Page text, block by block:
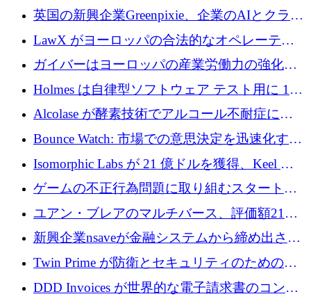
レイヤー」オペレーティング システムを構築
するシリーズ B で 4,000 万ドルを調達
英国の新興企業Greenpixie、企業のAIとクラウ
ドのエネルギー無駄を削減するために470万ポ
ンドを調達
LawX がヨーロッパの合法的なオペレーティ
ング システムを構築するために 750 万ユーロ
を調達
ガイバーはヨーロッパの産業労働力の強化に
貢献するために 140 万ユーロを獲得
Holmes は自律型ソフトウェア テスト用に 110
万ユーロのプレシードを提供して開始
Alcolase が酵素技術でアルコール不耐症に取
り組むために 150 万ユーロを調達
Bounce Watch: 市場での意思決定を迅速化する
ためのインテリジェンス層を構築する
Isomorphic Labs が 21 億ドルを獲得、Keel の
ネオバンク後の軸、ポーランドのソフトウェ
ア進化
ゲームの不正行為問題に取り組むスタートア
ップを紹介する
ユアン・ブレアのマルチバース、評価額21億
ドルで7,000万ドルを調達
新興企業nsaveが金融システムから締め出され
たシリア人に国際銀行アクセスをもたらす
Twin Prime が防衛とセキュリティのためのフ
ロンティア AI モデルを構築するために 1,000
DDD Invoices が世界的な電子請求書のコンプ